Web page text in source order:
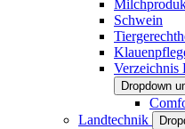
Schwein
Verzeichnis
Dropdown
Landtechnik